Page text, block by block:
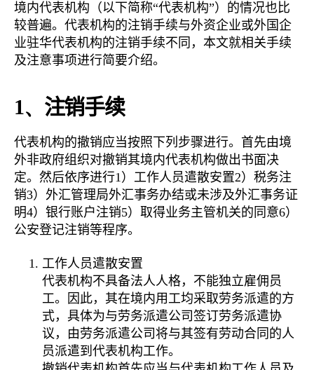
境内代表机构（以下简称“代表机构”）的情况也比
较普遍。代表机构的注销手续与外资企业或外国企
业驻华代表机构的注销手续不同，本文就相关手续
及注意事项进行简要介绍。
1、 注销手续
代表机构的撤销应当按照下列步骤进行。首先由境
外非政府组织对撤销其境内代表机构做出书面决
定。然后依序进行1）工作人员遣散安置2）税务注
销3）外汇管理局外汇事务办结或未涉及外汇事务证
明4）银行账户注销5）取得业务主管机关的同意6）
公安登记注销等程序。
工作人员遣散安置
代表机构不具备法人人格，不能独立雇佣员
工。因此，其在境内用工均采取劳务派遣的方
式，具体为与劳务派遣公司签订劳务派遣协
议，由劳务派遣公司将与其签有劳动合同的人
员派遣到代表机构工作。